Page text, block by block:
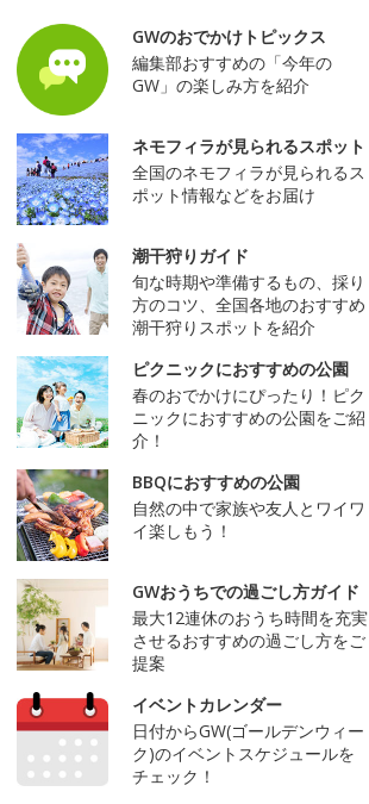
GWのおでかけトピックス
編集部おすすめの「今年の
GW」の楽しみ方を紹介
ネモフィラが見られるスポット
全国のネモフィラが見られるス
ポット情報などをお届け
潮干狩りガイド
旬な時期や準備するもの、採り
方のコツ、全国各地のおすすめ
潮干狩りスポットを紹介
ピクニックにおすすめの公園
春のおでかけにぴったり！ピク
ニックにおすすめの公園をご紹
介！
BBQにおすすめの公園
自然の中で家族や友人とワイワ
イ楽しもう！
GWおうちでの過ごし方ガイド
最大12連休のおうち時間を充実
させるおすすめの過ごし方をご
提案
イベントカレンダー
日付からGW(ゴールデンウィー
ク)のイベントスケジュールを
チェック！